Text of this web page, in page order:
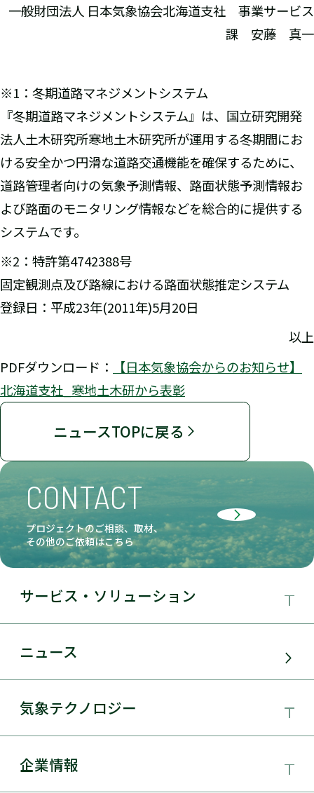
一般財団法人 日本気象協会北海道支社 事業サービス
課 安藤 真一
※1：冬期道路マネジメントシステム
『冬期道路マネジメントシステム』は、国立研究開発
法人土木研究所寒地土木研究所が運用する冬期間にお
ける安全かつ円滑な道路交通機能を確保するために、
道路管理者向けの気象予測情報、路面状態予測情報お
よび路面のモニタリング情報などを総合的に提供する
システムです。
※2：特許第4742388号
固定観測点及び路線における路面状態推定システム
登録日：平成23年(2011年)5月20日
以上
PDFダウンロード：
【日本気象協会からのお知らせ】
北海道支社_寒地土木研から表彰
ニュースTOPに戻る
CONTACT
プロジェクトのご相談、取材、
その他のご依頼はこちら
サービス・ソリューション
事業領域
サービス・ソリューション
太陽光発電
ニュース
気象テクノロジー
気象テクノロジー
企業情報